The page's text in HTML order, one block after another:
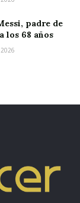
padre de
los 68 años